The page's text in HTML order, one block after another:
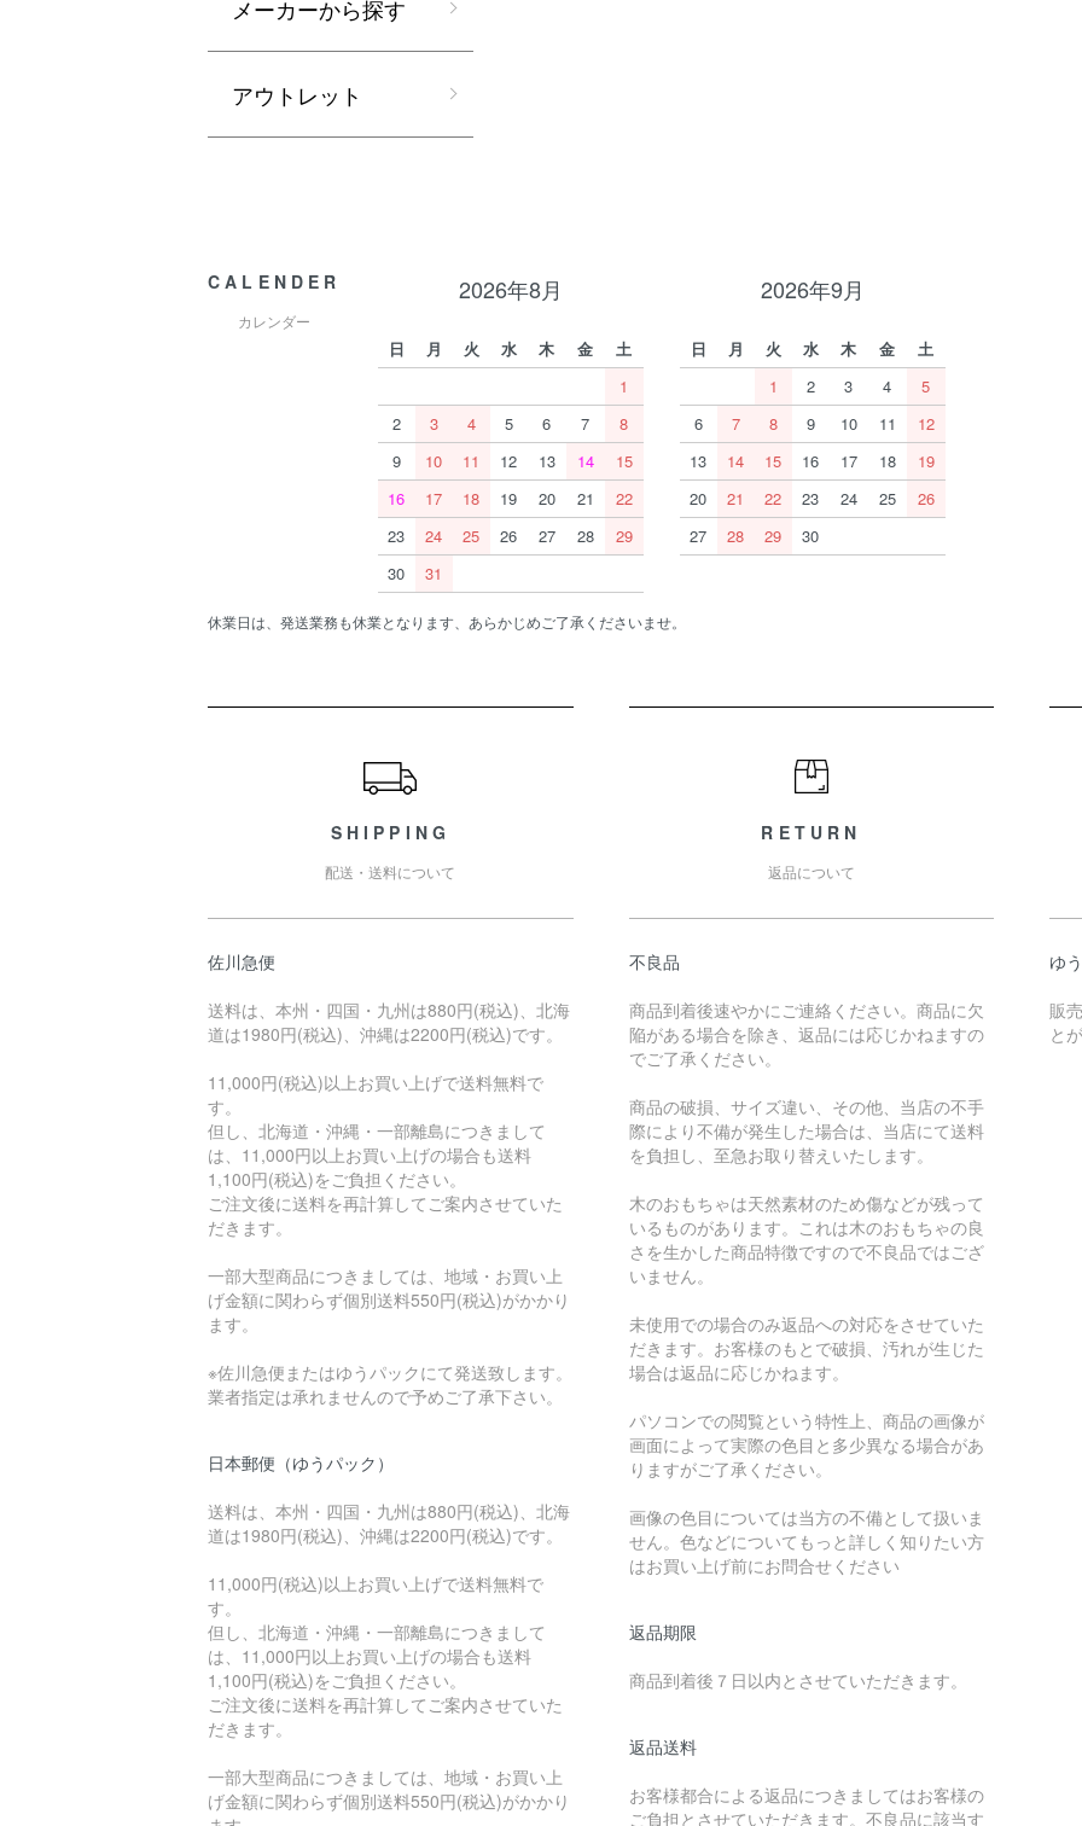
メーカーから探す
アウトレット
CALENDER
カレンダー
2026年8月
日 月 火 水 木 金
土
1
2
3 4 5 6 7
8
9
10 11 12 13 14
15
16
17 18 19 20 21
22
23
24 25 26 27 28
29
30
31
2026年9月
日 月 火 水 木 金
土
1
2 3 4
5
6
7 8 9 10 11
12
13
14 15 16 17 18
19
20
21 22 23 24 25
26
27
28 29 30
休業日は、発送業務も休業となります、あらかじめご了承くださいませ。
SHIPPING
配送・送料について
佐川急便
送料は、本州・四国・九州は880円(税込)、北海
道は1980円(税込)、沖縄は2200円(税込)です。
11,000円(税込)以上お買い上げで送料無料で
す。
但し、北海道・沖縄・一部離島につきまして
は、11,000円以上お買い上げの場合も送料
1,100円(税込)をご負担ください。
ご注文後に送料を再計算してご案内させていた
だきます。
一部大型商品につきましては、地域・お買い上
げ金額に関わらず個別送料550円(税込)がかかり
ます。
※佐川急便またはゆうパックにて発送致します。
業者指定は承れませんので予めご了承下さい。
日本郵便（ゆうパック）
送料は、本州・四国・九州は880円(税込)、北海
道は1980円(税込)、沖縄は2200円(税込)です。
11,000円(税込)以上お買い上げで送料無料で
す。
但し、北海道・沖縄・一部離島につきまして
は、11,000円以上お買い上げの場合も送料
1,100円(税込)をご負担ください。
ご注文後に送料を再計算してご案内させていた
だきます。
一部大型商品につきましては、地域・お買い上
げ金額に関わらず個別送料550円(税込)がかかり
RETURN
返品について
不良品
商品到着後速やかにご連絡ください。商品に欠
陥がある場合を除き、返品には応じかねますの
でご了承ください。
商品の破損、サイズ違い、その他、当店の不手
際により不備が発生した場合は、当店にて送料
を負担し、至急お取り替えいたします。
木のおもちゃは天然素材のため傷などが残って
いるものがあります。これは木のおもちゃの良
さを生かした商品特徴ですので不良品ではござ
いません。
未使用での場合のみ返品への対応をさせていた
だきます。お客様のもとで破損、汚れが生じた
場合は返品に応じかねます。
パソコンでの閲覧という特性上、商品の画像が
画面によって実際の色目と多少異なる場合があ
りますがご了承ください。
画像の色目については当方の不備として扱いま
せん。色などについてもっと詳しく知りたい方
はお買い上げ前にお問合せください
返品期限
商品到着後７日以内とさせていただきます。
返品送料
お客様都合による返品につきましてはお客様の
ご負担とさせていただきます。不良品に該当す
ゆ
販
と